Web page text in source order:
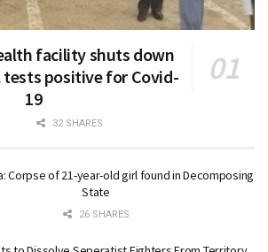
facility shuts down
positive for Covid-
19
32 SHARES
Corpse of 21-year-old girl found in Decomposing
State
26 SHARES